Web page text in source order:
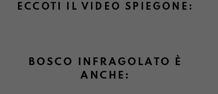
ECCOTI IL VIDEO SPIEGONE:
BOSCO INFRAGOLATO È
ANCHE: